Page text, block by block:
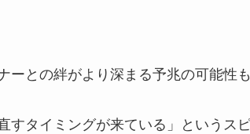
ーとの絆がより深まる予兆の可能性
すタイミングが来ている」というス